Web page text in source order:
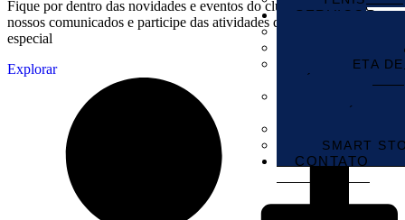
SERVIÇOS
COLETA DE
RESÍDUOS
COMUNITÁRIA
SMART
CONTATO
Fique por dentro das novidades e eventos do clube. Acompanhe
nossos comunicados e participe das atividades que fazem o CCV
especial
Explorar